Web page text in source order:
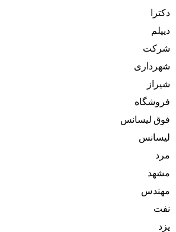
دکترا
دیپلم
شرکت
شهرداری
شیراز
فروشگاه
فوق لیسانس
لیسانس
مرد
مشهد
مهندس
نفت
یزد